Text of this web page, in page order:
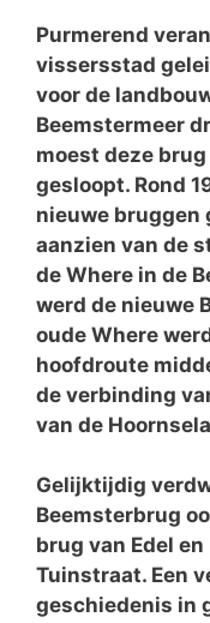
Purmerend
vissersstad
voor de
Beemstermeer
moest deze
gesloopt. Rond
nieuwe bruggen
aanzien van de
de Where in de
werd de nieuwe
oude Where
hoofdroute
de verbinding
van de
Gelijktijdig
Beemsterbrug
brug van Edel
Tuinstraat. Een
geschiedenis in